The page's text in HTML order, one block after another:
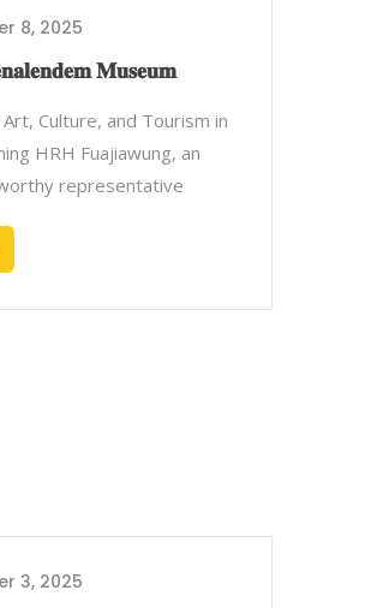
8, 2025
𝐌𝐮𝐬𝐞𝐮𝐦
Culture, and Tourism in
HRH Fuajiawung, an
representative
3, 2025